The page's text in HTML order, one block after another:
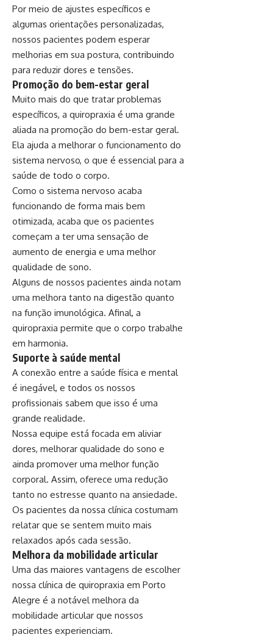
Por meio de ajustes específicos e
algumas orientações personalizadas,
nossos pacientes podem esperar
melhorias em sua postura, contribuindo
para reduzir dores e tensões.
Promoção do bem-estar geral
Muito mais do que tratar problemas
específicos, a quiropraxia é uma grande
aliada na promoção do bem-estar geral.
Ela ajuda a melhorar o funcionamento do
sistema nervoso, o que é essencial para a
saúde de todo o corpo.
Como o sistema nervoso acaba
funcionando de forma mais bem
otimizada, acaba que os pacientes
começam a ter uma sensação de
aumento de energia e uma melhor
qualidade de sono.
Alguns de nossos pacientes ainda notam
uma melhora tanto na digestão quanto
na função imunológica. Afinal, a
quiropraxia permite que o corpo trabalhe
em harmonia.
Suporte à saúde mental
A conexão entre a saúde física e mental
é inegável, e todos os nossos
profissionais sabem que isso é uma
grande realidade.
Nossa equipe está focada em aliviar
dores, melhorar qualidade do sono e
ainda promover uma melhor função
corporal. Assim, oferece uma redução
tanto no estresse quanto na ansiedade.
Os pacientes da nossa clínica costumam
relatar que se sentem muito mais
relaxados após cada sessão.
Melhora da mobilidade articular
Uma das maiores vantagens de escolher
nossa clínica de quiropraxia em Porto
Alegre é a notável melhora da
mobilidade articular que nossos
pacientes experienciam.